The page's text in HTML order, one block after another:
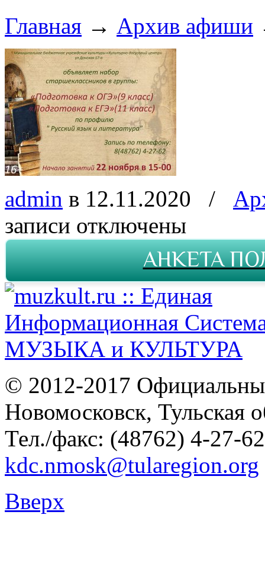
Главная → Архив афиши
admin в 12.11.2020 /
записи отключены
АНКЕТА
© 2012-2017
Новомосковск, Тульская
Тел./факс: (48762) 4-27-
kdc.nmosk@tularegion.org
Вверх